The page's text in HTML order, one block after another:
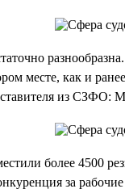
месте, как и
из
более 4500
за